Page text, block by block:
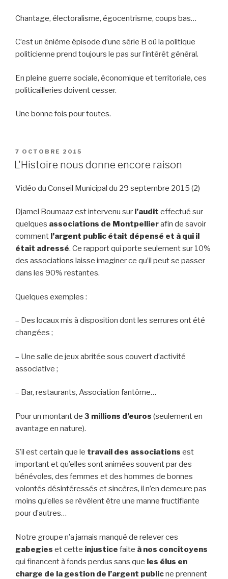
Chantage, électoralisme, égocentrisme, coups bas…
C’est un énième épisode d’une série B où la politique
politicienne prend toujours le pas sur l’intérêt général.
En pleine guerre sociale, économique et territoriale, ces
politicailleries doivent cesser.
Une bonne fois pour toutes.
PUBLIÉ
LE
7 OCTOBRE 2015
L'Histoire nous donne encore raison
Vidéo du Conseil Municipal du 29 septembre 2015 (2)
Djamel Boumaaz est intervenu sur l’audit effectué sur
quelques associations de Montpellierafin de savoir
comment l’argent public était dépensé et à qui il
était adressé. Ce rapport qui porte seulement sur 10%
des associations laisse imaginer ce qu’il peut se passer
dans les 90% restantes.
Quelques exemples :
– Des locaux mis à disposition dont les serrures ont été
changées ;
– Une salle de jeux abritée sous couvert d’activité
associative ;
– Bar, restaurants, Association fantôme…
Pour un montant de 3 millions d’euros (seulement en
avantage en nature).
S’il est certain que le travail des associations est
important et qu’elles sont animées souvent par des
bénévoles, des femmes et des hommes de bonnes
volontés désintéressés et sincères, il n’en demeure pas
moins qu’elles se révèlent être une manne fructifiante
pour d’autres…
Notre groupe n’a jamais manqué de relever ces
gabegies et cette injustice faite à nos concitoyens
qui financent à fonds perdus sans que les élus en
charge de la gestion de l’argent publicne prennent